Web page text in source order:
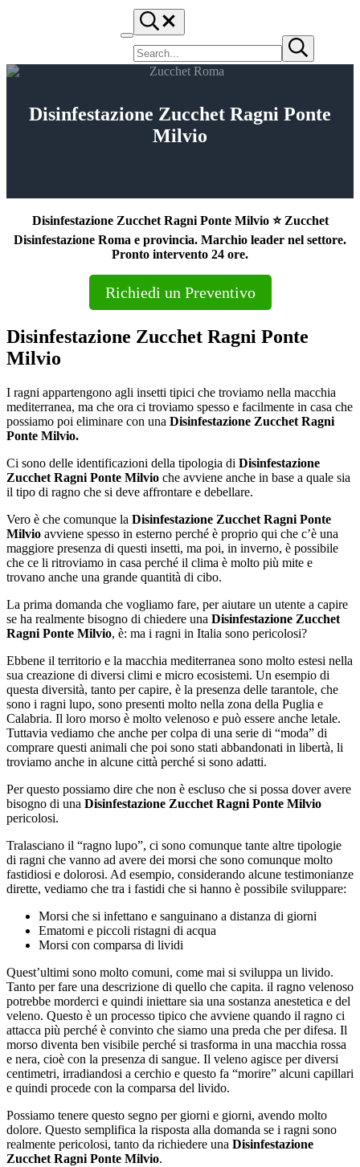
Passa al contenuto principale
Skip to header right navigation
Menu
Search...
Cerca nel sito Submit search
Disinfestazione Zucchet Ragni Ponte
Milvio
Disinfestazione Zucchet Ragni Ponte Milvio ⭐ Zucchet
Disinfestazione Roma e provincia. Marchio leader nel settore.
Pronto intervento 24 ore.
Richiedi un Preventivo
Disinfestazione Zucchet Ragni Ponte
Milvio
I ragni appartengono agli insetti tipici che troviamo nella macchia
mediterranea, ma che ora ci troviamo spesso e facilmente in casa che
possiamo poi eliminare con una Disinfestazione Zucchet Ragni
Ponte Milvio.
Ci sono delle identificazioni della tipologia di Disinfestazione
Zucchet Ragni Ponte Milvio che avviene anche in base a quale sia
il tipo di ragno che si deve affrontare e debellare.
Vero è che comunque la Disinfestazione Zucchet Ragni Ponte
Milvio avviene spesso in esterno perché è proprio qui che c’è una
maggiore presenza di questi insetti, ma poi, in inverno, è possibile
che ce li ritroviamo in casa perché il clima è molto più mite e
trovano anche una grande quantità di cibo.
La prima domanda che vogliamo fare, per aiutare un utente a capire
se ha realmente bisogno di chiedere una Disinfestazione Zucchet
Ragni Ponte Milvio, è: ma i ragni in Italia sono pericolosi?
Ebbene il territorio e la macchia mediterranea sono molto estesi nella
sua creazione di diversi climi e micro ecosistemi. Un esempio di
questa diversità, tanto per capire, è la presenza delle tarantole, che
sono i ragni lupo, sono presenti molto nella zona della Puglia e
Calabria. Il loro morso è molto velenoso e può essere anche letale.
Tuttavia vediamo che anche per colpa di una serie di “moda” di
comprare questi animali che poi sono stati abbandonati in libertà, li
troviamo anche in alcune città perché si sono adatti.
Per questo possiamo dire che non è escluso che si possa dover avere
bisogno di una Disinfestazione Zucchet Ragni Ponte Milvio
pericolosi.
Tralasciano il “ragno lupo”, ci sono comunque tante altre tipologie
di ragni che vanno ad avere dei morsi che sono comunque molto
fastidiosi e dolorosi. Ad esempio, considerando alcune testimonianze
dirette, vediamo che tra i fastidi che si hanno è possibile sviluppare:
Morsi che si infettano e sanguinano a distanza di giorni
Ematomi e piccoli ristagni di acqua
Morsi con comparsa di lividi
Quest’ultimi sono molto comuni, come mai si sviluppa un livido.
Tanto per fare una descrizione di quello che capita. il ragno velenoso
potrebbe morderci e quindi iniettare sia una sostanza anestetica e del
veleno. Questo è un processo tipico che avviene quando il ragno ci
attacca più perché è convinto che siamo una preda che per difesa. Il
morso diventa ben visibile perché si trasforma in una macchia rossa
e nera, cioè con la presenza di sangue. Il veleno agisce per diversi
centimetri, irradiandosi a cerchio e questo fa “morire” alcuni capillari
e quindi procede con la comparsa del livido.
Possiamo tenere questo segno per giorni e giorni, avendo molto
dolore. Questo semplifica la risposta alla domanda se i ragni sono
realmente pericolosi, tanto da richiedere una Disinfestazione
Zucchet Ragni Ponte Milvio.